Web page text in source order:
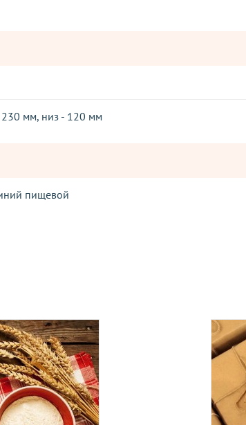
230 мм, низ - 120 мм
пищевой
оплаты.
один раз в неделю -
Оплата должна
с категории "ОПТ
", отправляются за счет